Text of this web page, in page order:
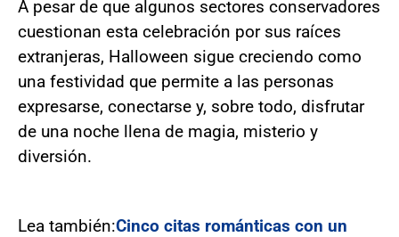
A pesar de que algunos sectores conservadores
cuestionan esta celebración por sus raíces
extranjeras, Halloween sigue creciendo como
una festividad que permite a las personas
expresarse, conectarse y, sobre todo, disfrutar
de una noche llena de magia, misterio y
diversión.
Lea también:Cinco citas románticas con un